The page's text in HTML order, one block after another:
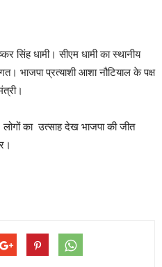
सिंह धामी। सीएम धामी का स्थानीय
भाजपा प्रत्याशी आशा नौटियाल के पक्ष
का उत्साह देख भाजपा की जीत